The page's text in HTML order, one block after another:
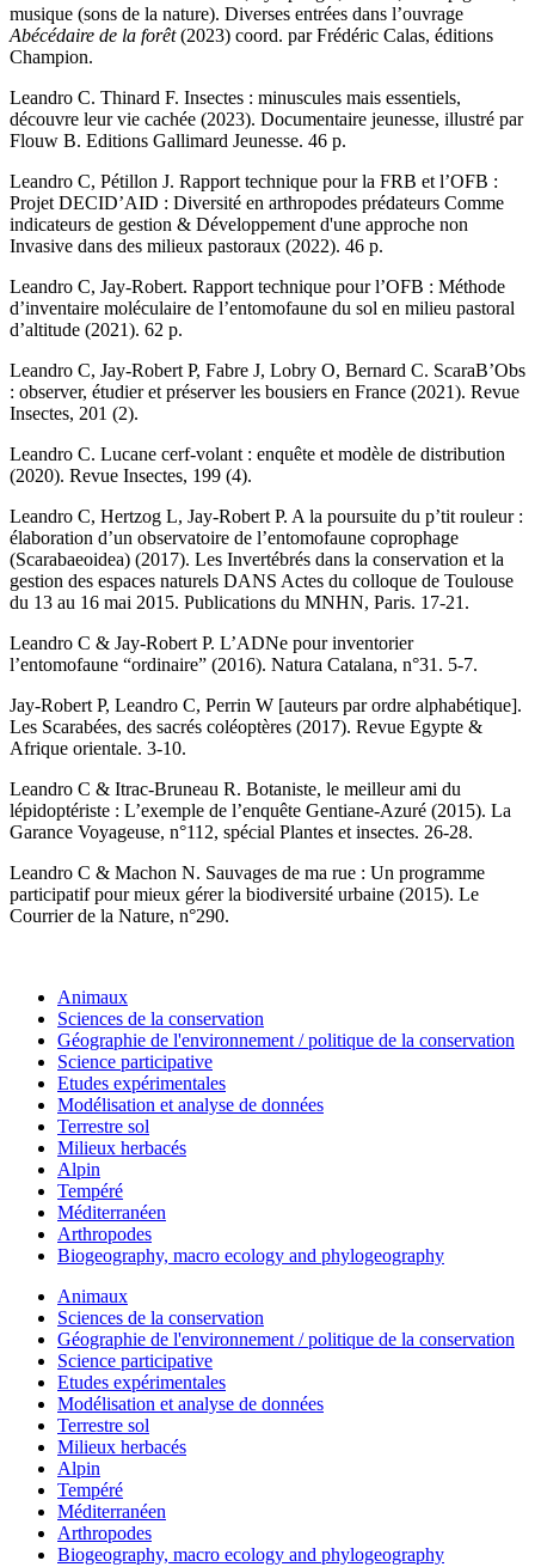
musique (sons de la nature). Diverses entrées dans l’ouvrage
Abécédaire de la forêt(2023) coord. par Frédéric Calas, éditions
Champion.
Leandro C. Thinard F. Insectes : minuscules mais essentiels,
découvre leur vie cachée (2023). Documentaire jeunesse, illustré par
Flouw B. Editions Gallimard Jeunesse. 46 p.
Leandro C, Pétillon J. Rapport technique pour la FRB et l’OFB :
Projet DECID’AID : Diversité en arthropodes prédateurs Comme
indicateurs de gestion & Développement d'une approche non
Invasive dans des milieux pastoraux (2022). 46 p.
Leandro C, Jay-Robert. Rapport technique pour l’OFB : Méthode
d’inventaire moléculaire de l’entomofaune du sol en milieu pastoral
d’altitude (2021). 62 p.
Leandro C, Jay-Robert P, Fabre J, Lobry O, Bernard C. ScaraB’Obs
: observer, étudier et préserver les bousiers en France (2021). Revue
Insectes, 201 (2).
Leandro C. Lucane cerf-volant : enquête et modèle de distribution
(2020). Revue Insectes, 199 (4).
Leandro C, Hertzog L, Jay-Robert P. A la poursuite du p’tit rouleur :
élaboration d’un observatoire de l’entomofaune coprophage
(Scarabaeoidea) (2017). Les Invertébrés dans la conservation et la
gestion des espaces naturels DANS Actes du colloque de Toulouse
du 13 au 16 mai 2015. Publications du MNHN, Paris. 17-21.
Leandro C & Jay-Robert P. L’ADNe pour inventorier
l’entomofaune “ordinaire” (2016). Natura Catalana, n°31. 5-7.
Jay-Robert P, Leandro C, Perrin W [auteurs par ordre alphabétique].
Les Scarabées, des sacrés coléoptères (2017). Revue Egypte &
Afrique orientale. 3-10.
Leandro C & Itrac-Bruneau R. Botaniste, le meilleur ami du
lépidoptériste : L’exemple de l’enquête Gentiane-Azuré (2015). La
Garance Voyageuse, n°112, spécial Plantes et insectes. 26-28.
Leandro C & Machon N. Sauvages de ma rue : Un programme
participatif pour mieux gérer la biodiversité urbaine (2015). Le
Courrier de la Nature, n°290.
Animaux
Sciences de la conservation
Géographie de l'environnement / politique de la conservation
Science participative
Etudes expérimentales
Modélisation et analyse de données
Terrestre sol
Milieux herbacés
Alpin
Tempéré
Méditerranéen
Arthropodes
Biogeography, macro ecology and phylogeography
Animaux
Sciences de la conservation
Géographie de l'environnement / politique de la conservation
Science participative
Etudes expérimentales
Modélisation et analyse de données
Terrestre sol
Milieux herbacés
Alpin
Tempéré
Méditerranéen
Arthropodes
Biogeography, macro ecology and phylogeography